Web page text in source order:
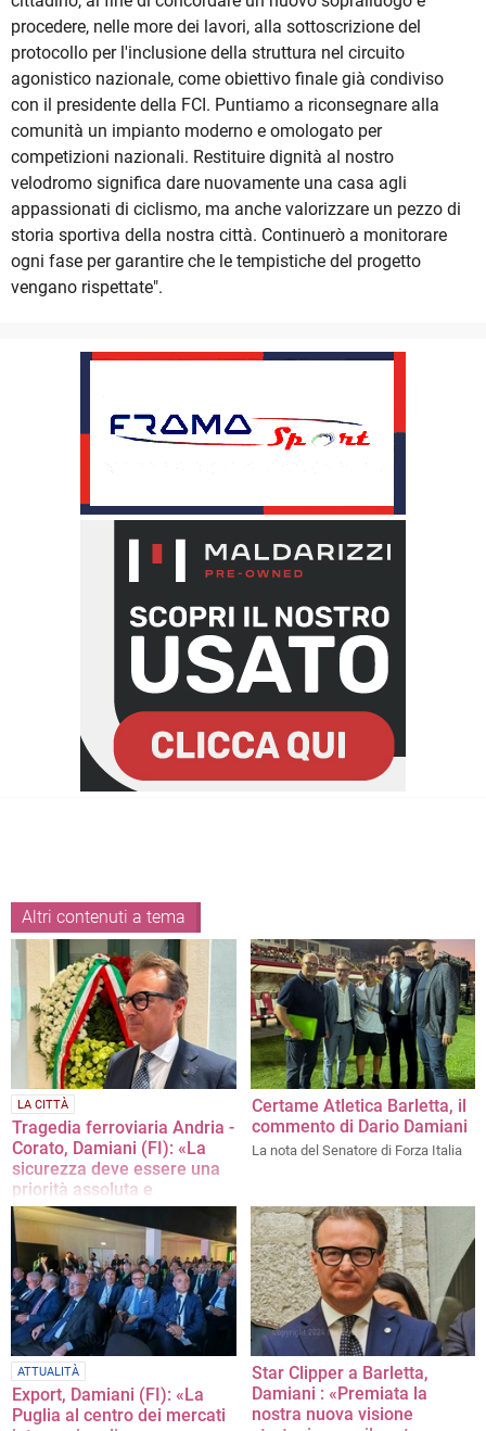
procedere, nelle more dei lavori, alla sottoscrizione del
protocollo per l'inclusione della struttura nel circuito
agonistico nazionale, come obiettivo finale già condiviso
con il presidente della FCI. Puntiamo a riconsegnare alla
comunità un impianto moderno e omologato per
competizioni nazionali. Restituire dignità al nostro
velodromo significa dare nuovamente una casa agli
appassionati di ciclismo, ma anche valorizzare un pezzo di
storia sportiva della nostra città. Continuerò a monitorare
ogni fase per garantire che le tempistiche del progetto
vengano rispettate".
Altri contenuti a tema
LA CITTÀ
Tragedia ferroviaria Andria -
Corato, Damiani (FI): «La
sicurezza deve essere una
priorità assoluta e
incondizionata»
La nota del senatore di Forza Italia
Dario Damiani
Certame Atletica Barletta, il
commento di Dario Damiani
La nota del Senatore di Forza Italia
ATTUALITÀ
Export, Damiani (FI): «La
Puglia al centro dei mercati
Star Clipper a Barletta,
Damiani : «Premiata la
nostra nuova visione